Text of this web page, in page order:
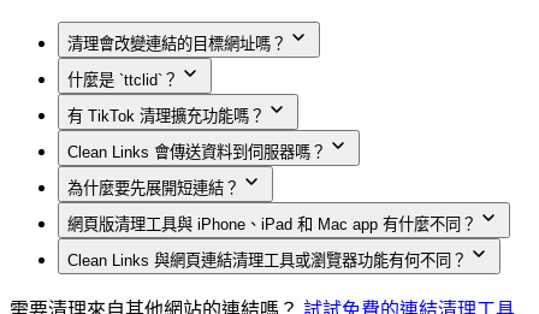
清理會改變連結的目標網址嗎？
不會。清理功能會移除追蹤器並展開短網址，但會保留
原本的目標網址。
什麼是 `ttclid`？
這是 TikTok 的點擊識別碼。它能幫助 TikTok 將連結點
擊與特定的分享、行銷活動或廣告互動連結起來。
有 TikTok 清理擴充功能嗎？
Clean Links 為 iPhone、iPad 和 Mac 提供了 Safari 擴充功
能。它會在 Safari 瀏覽過程中、頁面開啟前，移除支援
的追蹤參數。在其他任何瀏覽器中，此頁面上的網頁版
清理工具會套用相同的清理規則。
Clean Links 會傳送資料到伺服器嗎？
Apple app 會在裝置上清理 TikTok 連結。網頁版清理工
具目前會將連結傳送到 Clean Links API，因為完整的規
則引擎目前尚無法部署到所有瀏覽器上。我們不會記
為什麼要先展開短連結？
展開能揭露真實的目的地，讓你在任何人點擊前就能避
開網路釣魚和誤導性的重新導向。
網頁版清理工具與 iPhone、iPad 和 Mac app 有什麼不同？
清理規則相同，但 Apple app 有更多系統整合功能：分
享表單清理、Safari 擴充功能支援、QR 碼掃描、捷徑、
Clean Links 與網頁連結清理工具或瀏覽器功能有何不同？
大多數瀏覽器層級的清理工具只會移除你已能看到的部
需要清理來自其他網站的連結嗎？ 試試免費的連結清理工具